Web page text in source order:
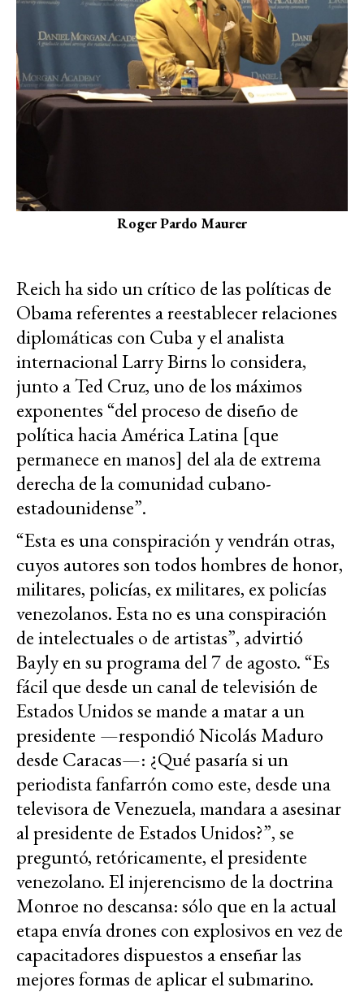
Roger Pardo Maurer
Reich ha sido un crítico de las políticas de
Obama referentes a reestablecer relaciones
diplomáticas con Cuba y el analista
internacional Larry Birns lo considera,
junto a Ted Cruz, uno de los máximos
exponentes “del proceso de diseño de
política hacia América Latina [que
permanece en manos] del ala de extrema
derecha de la comunidad cubano-
estadounidense”.
“Esta es una conspiración y vendrán otras,
cuyos autores son todos hombres de honor,
militares, policías, ex militares, ex policías
venezolanos. Esta no es una conspiración
de intelectuales o de artistas”, advirtió
Bayly en su programa del 7 de agosto. “Es
fácil que desde un canal de televisión de
Estados Unidos se mande a matar a un
presidente —respondió Nicolás Maduro
desde Caracas—: ¿Qué pasaría si un
periodista fanfarrón como este, desde una
televisora de Venezuela, mandara a asesinar
al presidente de Estados Unidos?”, se
preguntó, retóricamente, el presidente
venezolano. El injerencismo de la doctrina
Monroe no descansa: sólo que en la actual
etapa envía drones con explosivos en vez de
capacitadores dispuestos a enseñar las
mejores formas de aplicar el submarino.